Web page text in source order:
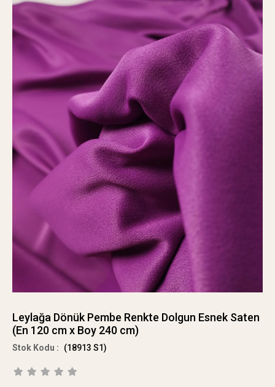
Leylağa Dönük Pembe Renkte Dolgun Esnek Saten
(En 120 cm x Boy 240 cm)
(18913 S1)